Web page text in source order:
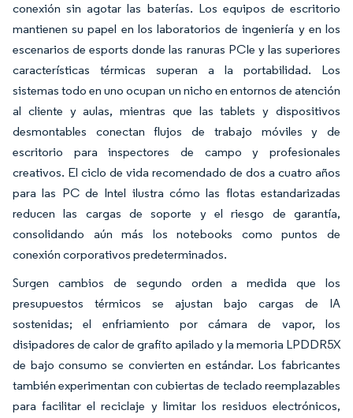
conexión sin agotar las baterías. Los equipos de escritorio
mantienen su papel en los laboratorios de ingeniería y en los
escenarios de esports donde las ranuras PCIe y las superiores
características térmicas superan a la portabilidad. Los
sistemas todo en uno ocupan un nicho en entornos de atención
al cliente y aulas, mientras que las tablets y dispositivos
desmontables conectan flujos de trabajo móviles y de
escritorio para inspectores de campo y profesionales
creativos. El ciclo de vida recomendado de dos a cuatro años
para las PC de Intel ilustra cómo las flotas estandarizadas
reducen las cargas de soporte y el riesgo de garantía,
consolidando aún más los notebooks como puntos de
conexión corporativos predeterminados.
Surgen cambios de segundo orden a medida que los
presupuestos térmicos se ajustan bajo cargas de IA
sostenidas; el enfriamiento por cámara de vapor, los
disipadores de calor de grafito apilado y la memoria LPDDR5X
de bajo consumo se convierten en estándar. Los fabricantes
también experimentan con cubiertas de teclado reemplazables
para facilitar el reciclaje y limitar los residuos electrónicos,